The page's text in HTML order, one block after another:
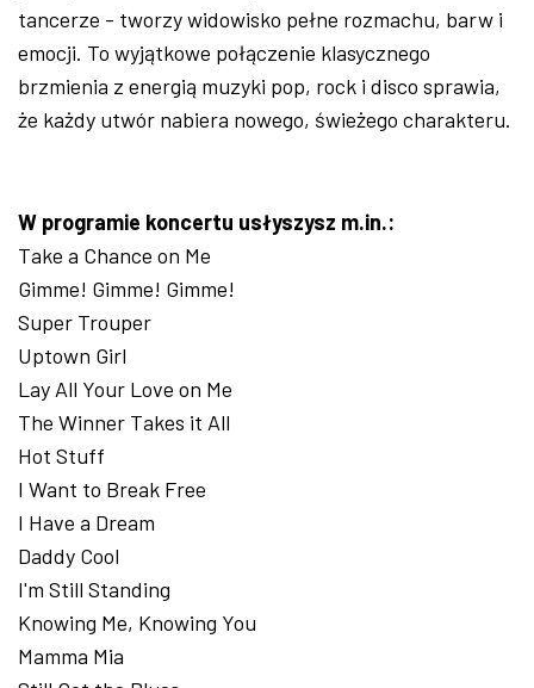
tancerze - tworzy widowisko pełne rozmachu, barw i
emocji. To wyjątkowe połączenie klasycznego
brzmienia z energią muzyki pop, rock i disco sprawia,
że każdy utwór nabiera nowego, świeżego charakteru.
W programie koncertu usłyszysz m.in.:
Take a Chance on Me
Gimme! Gimme! Gimme!
Super Trouper
Uptown Girl
Lay All Your Love on Me
The Winner Takes it All
Hot Stuff
I Want to Break Free
I Have a Dream
Daddy Cool
I'm Still Standing
Knowing Me, Knowing You
Mamma Mia